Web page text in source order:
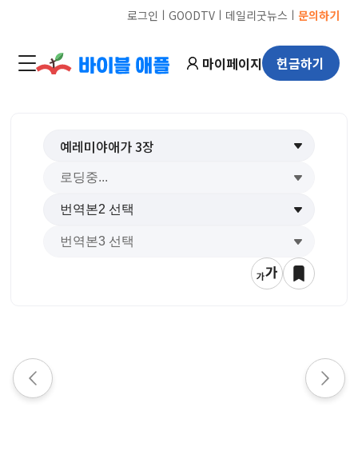
로그인 ㅣ GOODTVㅣ 데일리굿뉴스 ㅣ 문의하기
마이페이지 헌금하기
예레미야애가3장